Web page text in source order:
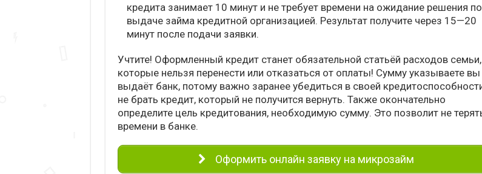
кредита занимает 10 минут и не требует времени на ожидание решения по
выдаче займа кредитной организацией. Результат получите через 15—20
минут после подачи заявки.
Учтите! Оформленный кредит станет обязательной статьёй расходов семьи,
которые нельзя перенести или отказаться от оплаты! Сумму указываете вы
выдаёт банк, потому важно заранее убедиться в своей
не брать кредит, который не получится вернуть. Также окончательно
определите цель кредитования, необходимую сумму. Это позволит не
времени в банке.
Оформить онлайн заявку на микрозайм